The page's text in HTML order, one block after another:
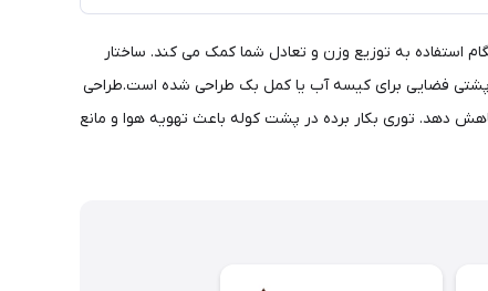
استفاده به توزیع وزن و تعادل شما کمک می کند. ساختار
پشتی فضایی برای کیسه آب یا کمل بک طراحی شده است.طراحی
دهد. توری بکار برده در پشت کوله باعث تهویه هوا و مانع